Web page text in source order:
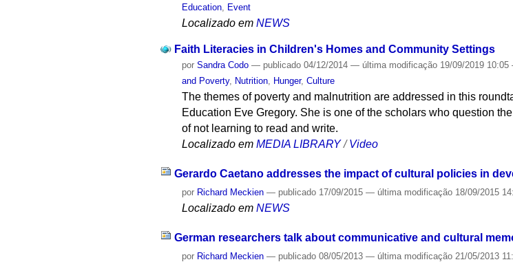
Education Event
Localizado em NEWS
Faith Literacies in Children's Homes and Community Settings
porSandra Codo — publicado 04/12/2014— última modificação 19/09/2019 10:05
and Poverty, Nutrition, Hunger,Culture
The themes of poverty and malnutrition are addressed in this
Education Eve Gregory. She is one of the scholars who question
of not learning to read and write.
Localizado em MEDIA LIBRARY /Video
Gerardo Caetano addresses the impact of cultural policies in
por Richard Meckien — publicado 17/09/2015— última modificação 18/09/2015
Localizado em NEWS
German researchers talk about communicative and cultural
por Richard Meckien — publicado 08/05/2013— última modificação 21/05/2013